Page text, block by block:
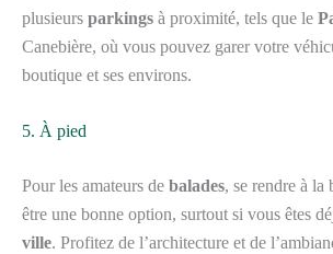
plusieurs parkings à proximité, tels que le
Canebière, où vous pouvez garer votre
boutique et ses environs.
5. À pied
Pour les amateurs de balades, se rendre à la
être une bonne option, surtout si vous êtes
ville. Profitez de l’architecture et de